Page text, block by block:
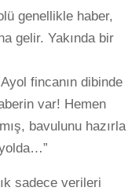
genellikle haber,
gelir. Yakında bir
fincanın dibinde
var! Hemen
bavulunu hazırla
sadece verileri